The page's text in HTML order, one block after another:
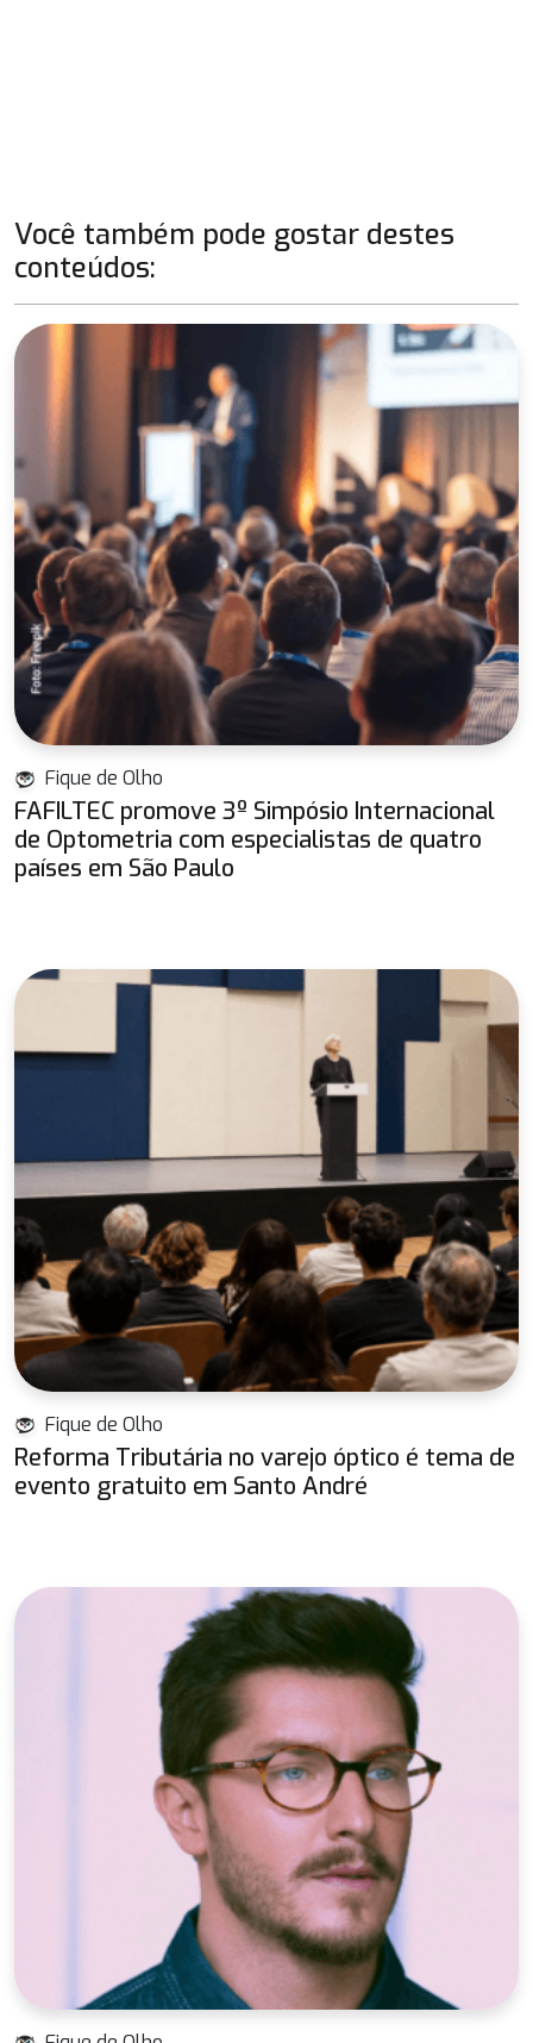
Você também pode gostar destes
conteúdos:
Fique de Olho
FAFILTEC promove 3º Simpósio Internacional
de Optometria com especialistas de quatro
países em São Paulo
Fique de Olho
Reforma Tributária no varejo óptico é tema de
evento gratuito em Santo André